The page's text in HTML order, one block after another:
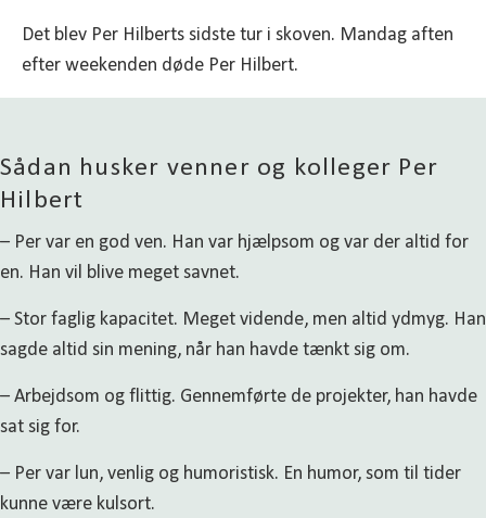
Det blev Per Hilberts sidste tur i skoven. Mandag aften
efter weekenden døde Per Hilbert.
Sådan husker venner og kolleger Per
Hilbert
– Per var en god ven. Han var hjælpsom og var der altid for
en. Han vil blive meget savnet.
– Stor faglig kapacitet. Meget vidende, men altid ydmyg. Han
sagde altid sin mening, når han havde tænkt sig om.
– Arbejdsom og flittig. Gennemførte de projekter, han havde
sat sig for.
– Per var lun, venlig og humoristisk. En humor, som til tider
kunne være kulsort.